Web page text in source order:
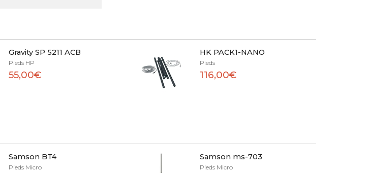
Gravity SP 5211 ACB
Pieds HP
55,00€
HK PACK1-NANO
Pieds
116,00€
Samson BT4
Pieds Micro
Samson ms-703
Pieds Micro